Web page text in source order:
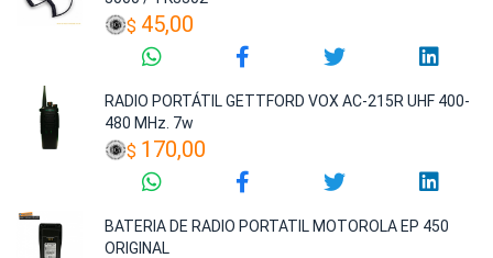
$ 45,00
RADIO PORTÁTIL GETTFORD VOX AC-215R UHF 400-
480 MHz. 7w
$ 170,00
BATERIA DE RADIO PORTATIL MOTOROLA EP 450
ORIGINAL